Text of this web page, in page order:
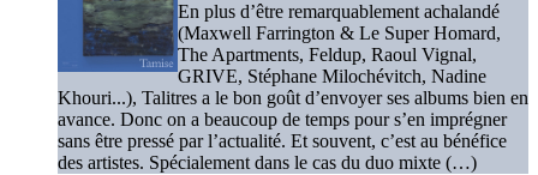
En plus d’être remarquablement achalandé
(Maxwell Farrington & Le Super Homard,
The Apartments, Feldup, Raoul Vignal,
GRIVE, Stéphane Milochévitch, Nadine
Khouri...), Talitres a le bon goût d’envoyer ses albums bien en
avance. Donc on a beaucoup de temps pour s’en imprégner
sans être pressé par l’actualité. Et souvent, c’est au bénéfice
des artistes. Spécialement dans le cas du duo mixte (…)